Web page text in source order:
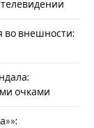
во внешности:
очками